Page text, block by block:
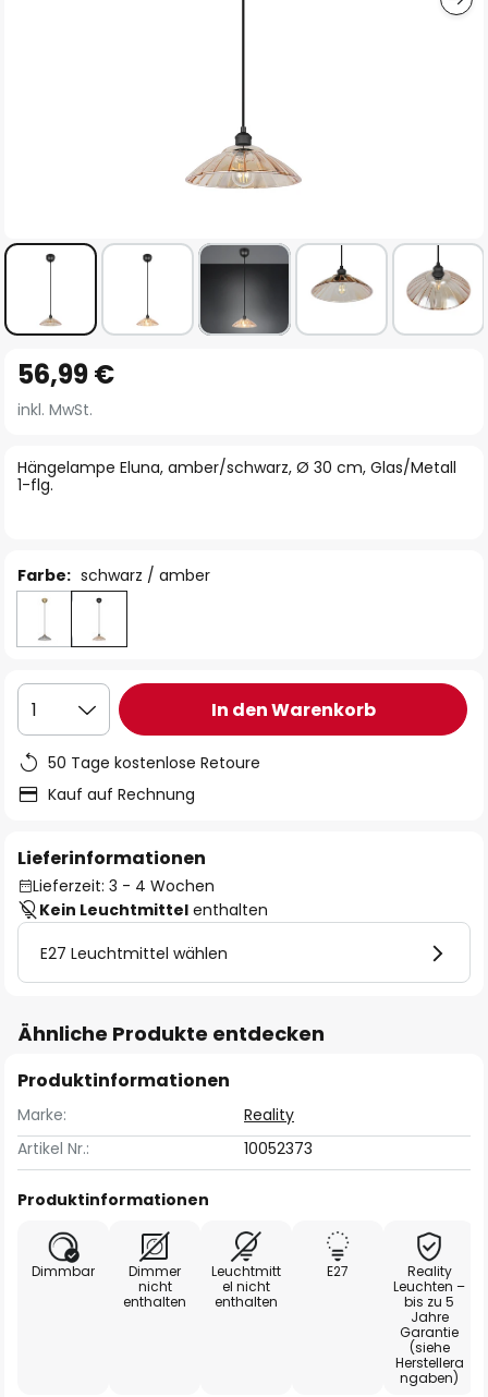
Anfang
der
springen
Hängelampe Eluna, amber/schwarz, Ø 30 cm, Glas/Metall
1-flg.
56,99 €
inkl. MwSt.
Farbe: schwarz / amber
1 In den Warenkorb
50 Tage kostenlose Retoure
Kauf auf Rechnung
Lieferinformationen
Lieferzeit: 3 - 4 Wochen
Kein Leuchtmittel enthalten
E27 Leuchtmittel wählen
Ähnliche Produkte entdecken
Produktinformationen
Marke:
Reality
Artikel Nr.:
10052373
Produktinformationen
Dimmbar
Dimmer
nicht
enthalten
Leuchtmitt
el nicht
enthalten
E27
Reality
Leuchten –
bis zu 5
Jahre
Garantie
(siehe
Herstellera
ngaben)